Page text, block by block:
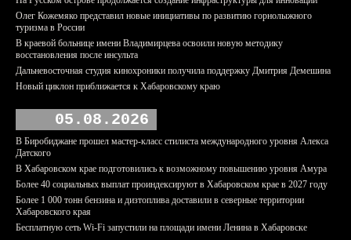
Олег Кожемяко представил новые инициативы по развитию горнолыжного
туризма в России
В краевой больнице имени Владимирцева освоили новую методику
восстановления после инсульта
Дальневосточная студия кинохроники получила поддержку Дмитрия Демешина
Новый циклон приближается к Хабаровскому краю
05.08.2026
В Биробиджане прошел мастер-класс стилиста международного уровня Алекса
Датского
В Хабаровском крае подготовились к возможному повышению уровня Амура
Более 40 социальных выплат проиндексируют в Хабаровском крае в 2027 году
Более 1 000 тонн бензина и дизтоплива доставили в северные территории
Хабаровского края
Бесплатную сеть Wi-Fi запустили на площади имени Ленина в Хабаровске